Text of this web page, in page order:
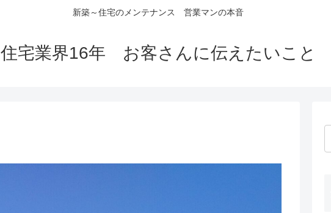
新築～住宅のメンテナンス 営業マンの本音
住宅業界16年 お客さんに伝えたいこと